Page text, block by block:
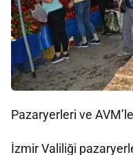
Pazaryerleri ve
İzmir Valiliği